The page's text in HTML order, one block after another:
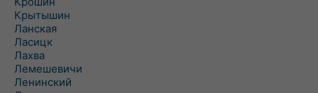
Крытышин
Ланская
Ласицк
Лахва
Лемешевичи
Ленинский